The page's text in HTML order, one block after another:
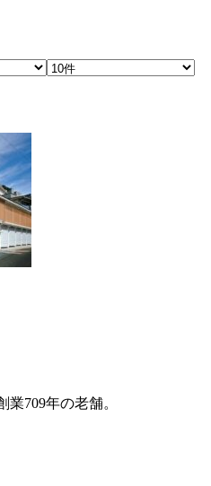
709年の老舗。